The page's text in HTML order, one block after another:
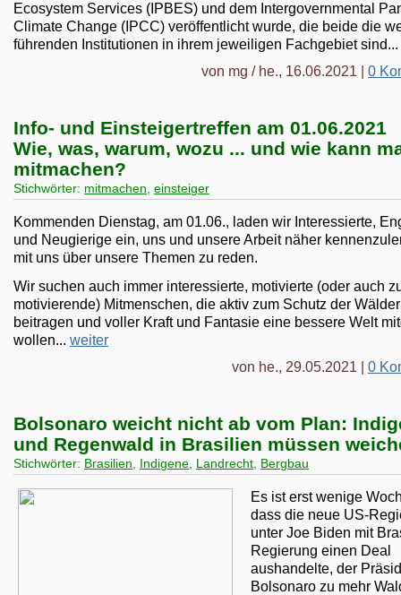
Ecosystem Services (IPBES) und dem Intergovernmental
Climate Change (IPCC) veröffentlicht wurde, die beide die
führenden Institutionen in ihrem jeweiligen Fachgebiet sind...
von mg / he., 16.06.2021 | 0
Info- und Einsteigertreffen am 01.06.2021
Wie, was, warum, wozu ... und wie kann
mitmachen?
Stichwörter: mitmachen einsteiger
Kommenden Dienstag, am 01.06., laden wir Interessierte,
und Neugierige ein, uns und unsere Arbeit näher
mit uns über unsere Themen zu reden.
Wir suchen auch immer interessierte, motivierte (oder auch
motivierende) Mitmenschen, die aktiv zum Schutz der Wälder
beitragen und voller Kraft und Fantasie eine bessere Welt
wollen... weiter
von he., 29.05.2021 | 0
Bolsonaro weicht nicht ab vom Plan:
und Regenwald in Brasilien müssen
Stichwörter: Brasilien Indigene Landrecht Bergbau
Es ist erst wenige
dass die neue US-
unter Joe Biden mit
Regierung einen Deal
aushandelte, der
Bolsonaro zu mehr